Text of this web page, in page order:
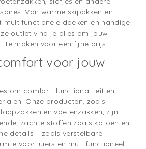
Van warme skipakken en
doeken en handige
outlet vind je alles om jouw
te maken voor een fijne prijs.
voor jouw
om comfort, functionaliteit en
Onze producten, zoals
en voetenzakken, zijn
zachte stoffen zoals katoen en
details – zoals verstelbare
voor luiers en multifunctioneel